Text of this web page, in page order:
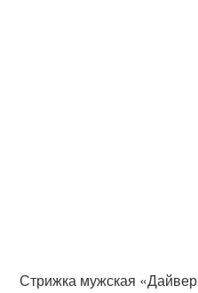
Стрижка мужская